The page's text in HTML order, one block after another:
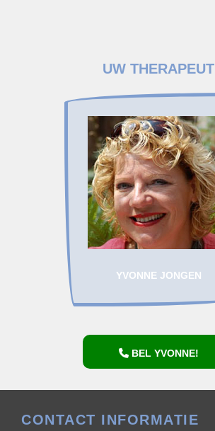
UW THERAPEUT
YVONNE JONGEN
BEL YVONNE!
CONTACT INFORMATIE